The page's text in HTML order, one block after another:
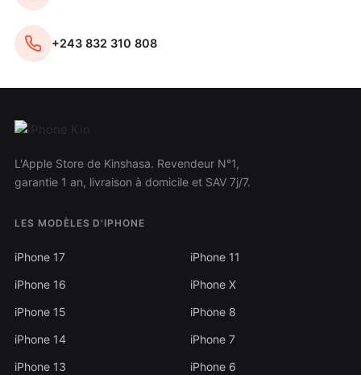
+243 832 310 808
L'Apple Store de Kinshasa. Revendeur N°1,
garantie 1 an, livraison à domicile et SAV 7j/7.
LES MODÈLES D'IPHONE
iPhone 17
iPhone 16
iPhone 15
iPhone 14
iPhone 13
iPhone 11
iPhone X
iPhone 8
iPhone 7
iPhone 6